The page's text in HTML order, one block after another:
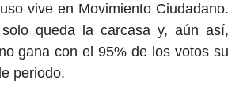
vive en Movimiento Ciudadano.
queda la carcasa y, aún así,
gana con el 95% de los votos su
periodo.